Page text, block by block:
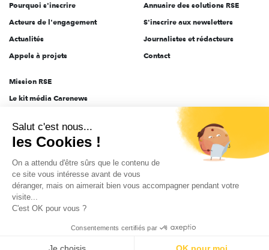
Pourquoi s'inscrire
Acteurs de l'engagement
Actualités
Appels à projets
Annuaire des solutions RSE
S'inscrire aux newsletters
Journalistes et rédacteurs
Contact
Mission RSE
Le kit média Carenews
AEF info
Novethic
PRODURABLE
Inclusiv Day
Données personnelles Mentions légales 2025-2026 Tout droits réservés
Salut c'est nous...
les Cookies !
On a attendu d'être sûrs que le contenu de
ce site vous intéresse avant de vous
déranger, mais on aimerait bien vous accompagner pendant votre
visite...
C'est OK pour vous ?
Consentements certifiés par